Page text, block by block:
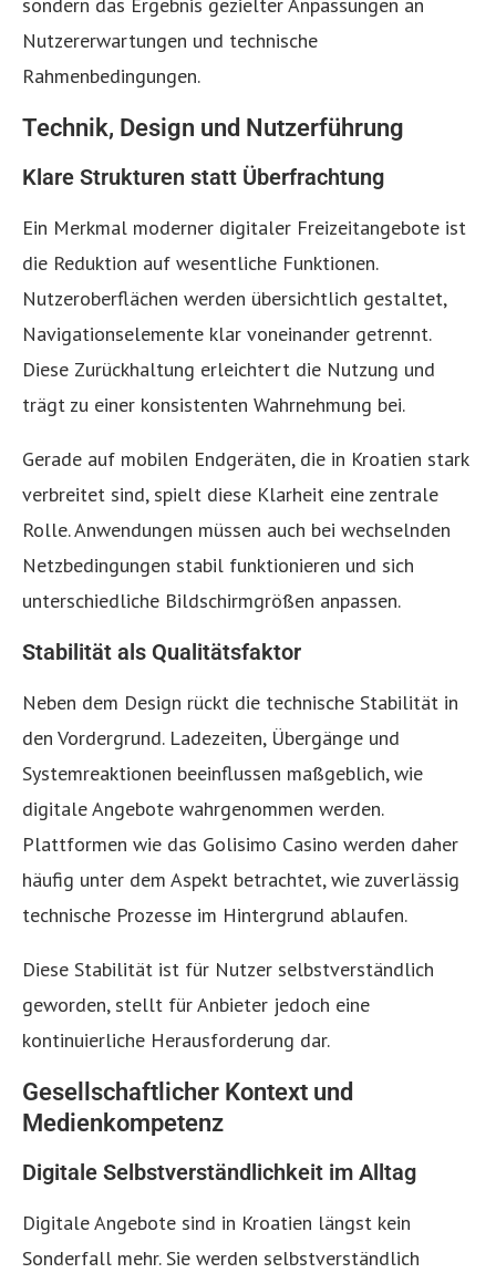
Nutzererwartungen und technische
Rahmenbedingungen.
Technik, Design und Nutzerführung
Klare Strukturen statt Überfrachtung
Ein Merkmal moderner digitaler Freizeitangebote ist
die Reduktion auf wesentliche Funktionen.
Nutzeroberflächen werden übersichtlich gestaltet,
Navigationselemente klar voneinander getrennt.
Diese Zurückhaltung erleichtert die Nutzung und
trägt zu einer konsistenten Wahrnehmung bei.
Gerade auf mobilen Endgeräten, die in Kroatien stark
verbreitet sind, spielt diese Klarheit eine zentrale
Rolle. Anwendungen müssen auch bei wechselnden
Netzbedingungen stabil funktionieren und sich
unterschiedliche Bildschirmgrößen anpassen.
Stabilität als Qualitätsfaktor
Neben dem Design rückt die technische Stabilität in
den Vordergrund. Ladezeiten, Übergänge und
Systemreaktionen beeinflussen maßgeblich, wie
digitale Angebote wahrgenommen werden.
Plattformen wie das Golisimo Casino werden daher
häufig unter dem Aspekt betrachtet, wie zuverlässig
technische Prozesse im Hintergrund ablaufen.
Diese Stabilität ist für Nutzer selbstverständlich
geworden, stellt für Anbieter jedoch eine
kontinuierliche Herausforderung dar.
Gesellschaftlicher Kontext und
Medienkompetenz
Digitale Selbstverständlichkeit im Alltag
Digitale Angebote sind in Kroatien längst kein
Sonderfall mehr. Sie werden selbstverständlich